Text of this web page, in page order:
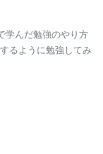
学んだ勉強のやり方
るように勉強してみ